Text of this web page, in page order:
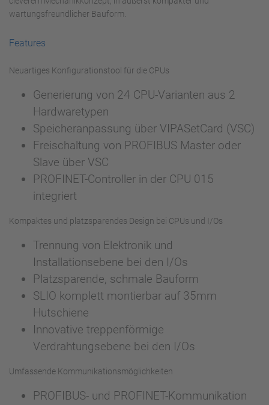
wartungsfreundlicher Bauform.
Features
Neuartiges Konfigurationstool für die CPUs
Generierung von 24 CPU-Varianten aus 2
Hardwaretypen
Speicheranpassung über VIPASetCard (VSC)
Freischaltung von PROFIBUS Master oder
Slave über VSC
PROFINET-Controller in der CPU 015
integriert
Kompaktes und platzsparendes Design bei CPUs und I/Os
Trennung von Elektronik und
Installationsebene bei den I/Os
Platzsparende, schmale Bauform
SLIO komplett montierbar auf 35mm
Hutschiene
Innovative treppenförmige
Verdrahtungsebene bei den I/Os
Umfassende Kommunikationsmöglichkeiten
PROFIBUS- und PROFINET-Kommunikation